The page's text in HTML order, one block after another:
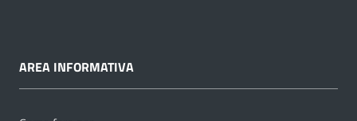
AREA INFORMATIVA